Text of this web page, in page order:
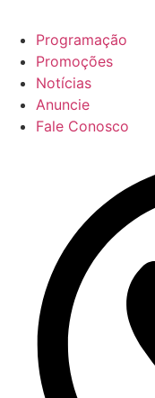
Programação
Promoções
Notícias
Anuncie
Fale Conosco